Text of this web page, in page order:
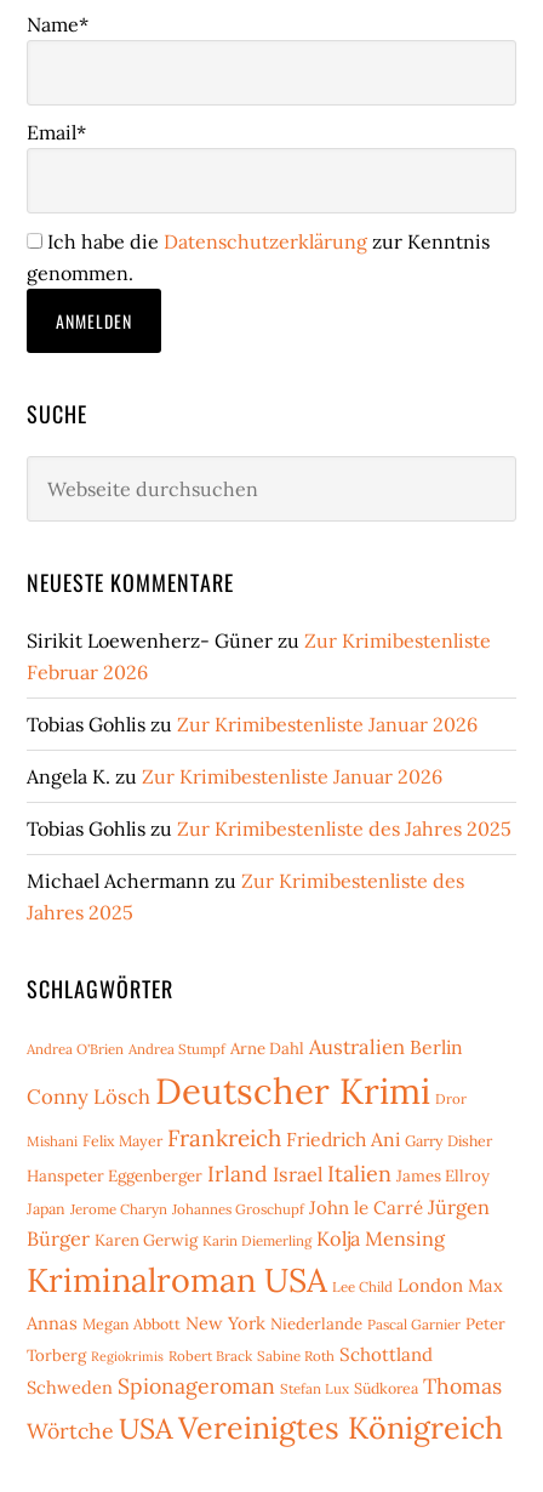
Name*
Email*
Ich habe die Datenschutzerklärung zur Kenntnis
genommen.
SUCHE
durchsuchen
NEUESTE KOMMENTARE
Sirikit Loewenherz- Güner zuZur Krimibestenliste
Februar 2026
Tobias Gohlis zuZur Krimibestenliste Januar 2026
Angela K. zuZur Krimibestenliste Januar 2026
Tobias Gohlis zuZur Krimibestenliste des Jahres 2025
Michael Achermann zuZur Krimibestenliste des
Jahres 2025
SCHLAGWÖRTER
Andrea O'Brien Andrea Stumpf Arne Dahl Australien Berlin
Conny Lösch Deutscher Krimi Dror
Mishani Felix Mayer Frankreich Friedrich Ani Garry Disher
Hanspeter Eggenberger Irland Israel Italien James Ellroy
Japan Jerome Charyn Johannes Groschupf John le Carré Jürgen
Bürger Karen Gerwig Karin Diemerling Kolja Mensing
Kriminalroman USA Lee Child London Max
Annas Megan Abbott New York Niederlande Pascal Garnier Peter
Torberg Regiokrimis Robert Brack Sabine Roth Schottland
Schweden Spionageroman Stefan Lux Südkorea Thomas
Wörtche USAVereinigtes Königreich